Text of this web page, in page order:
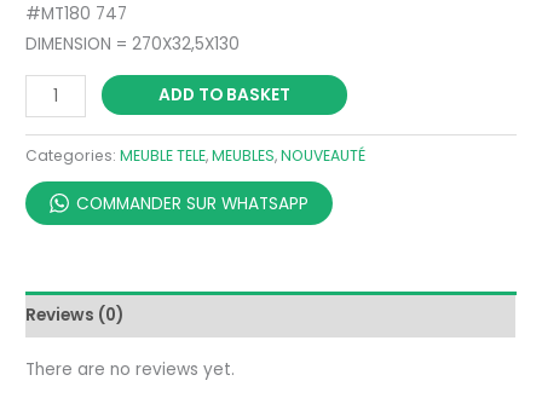
#MT180 747
DIMENSION = 270X32,5X130
ADD TO BASKET
Categories:MEUBLE TELE,MEUBLES,NOUVEAUTÉ
COMMANDER SUR WHATSAPP
Reviews (0)
There are no reviews yet.